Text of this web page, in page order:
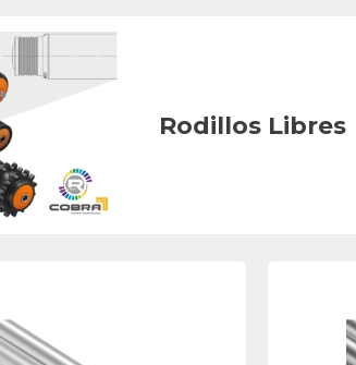
Rodillos Libres